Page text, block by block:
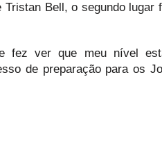
Bell, o segundo
fez ver que meu nível
de preparação para os